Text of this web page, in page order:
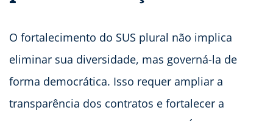
O fortalecimento do SUS plural não implica
eliminar sua diversidade, mas governá-la de
forma democrática. Isso requer ampliar a
transparência dos contratos e fortalecer a